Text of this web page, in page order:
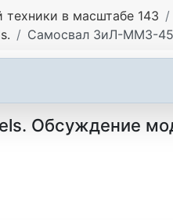
в масштабе 143
Самосвал ЗиЛ-ММЗ-
Обсуждение